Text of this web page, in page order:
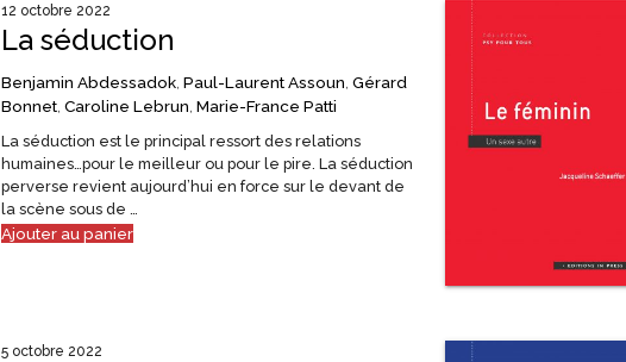
12 octobre 2022
La séduction
Benjamin Abdessadok, Paul-Laurent Assoun, Gérard
Bonnet, Caroline Lebrun, Marie-France Patti
La séduction est le principal ressort des relations
humaines…pour le meilleur ou pour le pire. La séduction
perverse revient aujourd’hui en force sur le devant de
la scène sous de …
Ajouter au panier
5 octobre 2022